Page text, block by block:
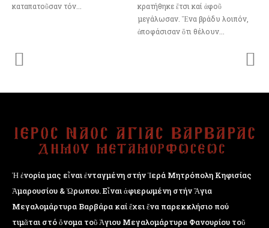
καταπατοῦσαν τόν...
κρατήθηκε ἔτσι καί ἀφοῦ
μεγάλωσαν. Ἕνα βράδυ λοιπόν,
ἀποφάσισαν ὅτι θέλουν...
Ἡ ἐνορία μας εἶναι ἐνταγμένη στήν Ἱερά Μητρόπολη Κηφισίας
Ἁμαρουσίου & Ὠρωπου. Εἶναι ἀφιερωμένη στήν Ἅγια
Μεγαλομάρτυρα Βαρβάρα καί ἔχει ἕνα παρεκκλήσιο πού
τιμᾶται στό ὄνομα τοῦ Ἁγιου Μεγαλομάρτυρα Φανουρίου τοῦ